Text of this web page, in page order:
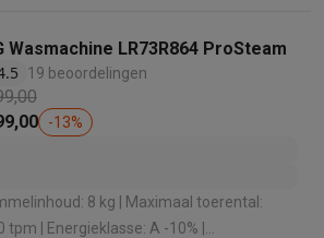
Wasmachine LR73R864 ProSteam
19 beoordelingen
-13%
8 kg | Maximaal toerental:
tpm | Energieklasse: A -10% |